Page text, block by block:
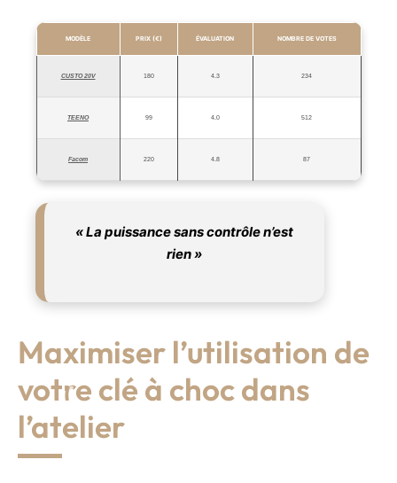
MODÈLE PRIX (€) ÉVALUATION NOMBRE DE VOTES
CUSTO 20V 180 4.3 234
TEENO 99 4.0 512
Facom 220 4.8 87
« La puissance sans contrôle n’est
rien »
Maximiser l’utilisation de
votre clé à choc dans
l’atelier